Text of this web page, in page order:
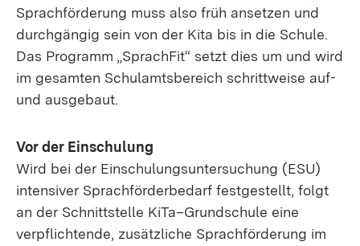
Sprachförderung muss also früh ansetzen und
durchgängig sein von der Kita bis in die Schule.
Das Programm „SprachFit“ setzt dies um und wird
im gesamten Schulamtsbereich schrittweise auf-
und ausgebaut.
Vor der Einschulung
Wird bei der Einschulungsuntersuchung (ESU)
intensiver Sprachförderbedarf festgestellt, folgt
an der Schnittstelle KiTa–Grundschule eine
verpflichtende, zusätzliche Sprachförderung im